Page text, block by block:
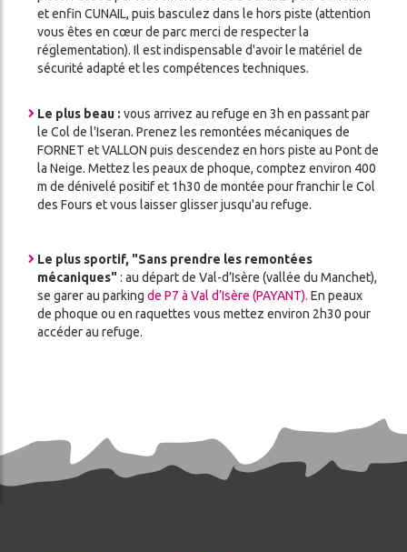
et enfin CUNAIL, puis basculez dans le hors piste (attention
vous êtes en cœur de parc merci de respecter la
réglementation). Il est indispensable d'avoir le matériel de
sécurité adapté et les compétences techniques.
Le plus beau : vous arrivez au refuge en 3h en passant par
le Col de l'Iseran. Prenez les remontées mécaniques de
FORNET et VALLON puis descendez en hors piste au Pont de
la Neige. Mettez les peaux de phoque, comptez environ 400
m de dénivelé positif et 1h30 de montée pour franchir le Col
des Fours et vous laisser glisser jusqu'au refuge.
Le plus sportif, "Sans prendre les remontées
mécaniques": au départ de Val-d’Isère (vallée du Manchet),
se garer au parkingde P7 à Val d’Isère (PAYANT). En peaux
de phoque ou en raquettes vous mettez environ 2h30 pour
accéder au refuge.